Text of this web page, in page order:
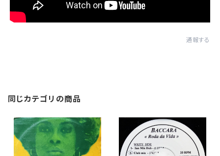
通報する
同じカテゴリの商品